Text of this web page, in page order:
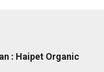
: Haipet Organic